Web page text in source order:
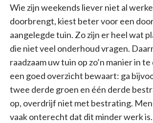
Wie zijn weekends liever niet al
doorbrengt, kiest beter voor een
aangelegde tuin. Zo zijn er heel wat
die niet veel onderhoud vragen.
raadzaam uw tuin op zo’n manier in
een goed overzicht bewaart: ga
twee derde groen en één derde
op, overdrijf niet met bestrating.
vaak onterecht dat dit minder werk